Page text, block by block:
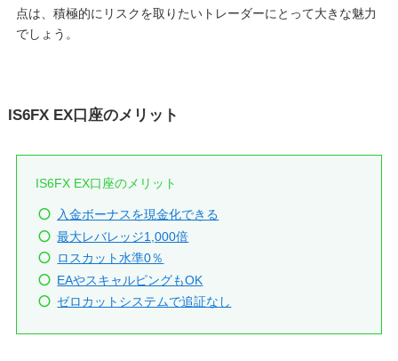
点は、積極的にリスクを取りたいトレーダーにとって大きな魅力
でしょう。
IS6FX EX口座のメリット
IS6FX EX口座のメリット
入金ボーナスを現金化できる
最大レバレッジ1,000倍
ロスカット水準0％
EAやスキャルピングもOK
ゼロカットシステムで追証なし